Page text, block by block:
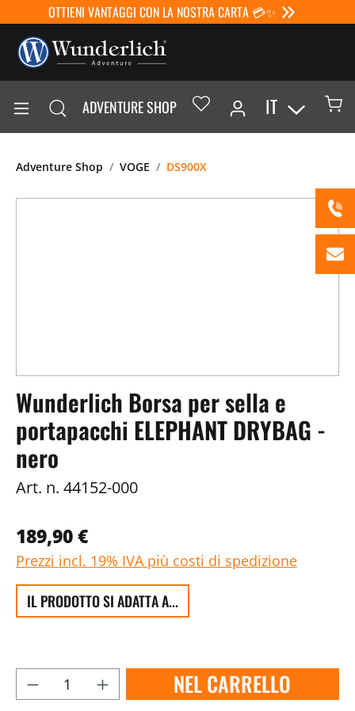
OTTIENI VANTAGGI CON LA NOSTRA CARTA 💳✨
ADVENTURE SHOP IT
Adventure Shop VOGE DS900X
Wunderlich Borsa per sella e
portapacchi ELEPHANT DRYBAG -
nero
Art. n. 44152-000
189,90 €
Prezzi incl. 19% IVA più costi di spedizione
IL PRODOTTO SI ADATTA A...
NEL CARRELLO